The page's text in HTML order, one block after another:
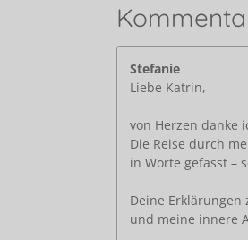
Stefanie
Liebe Katrin,
von Herzen danke
Die Reise durch
in Worte gefasst –
Deine
und meine innere